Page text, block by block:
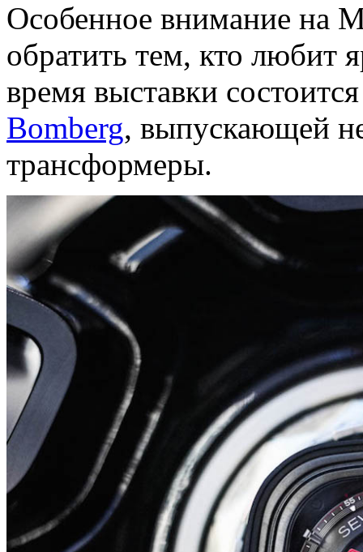
Особенное внимание на
обратить тем, кто любит
время выставки
Bomberg, выпускающей
трансформеры.